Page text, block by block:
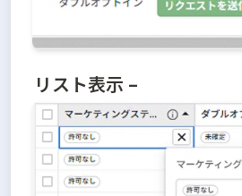
リスト表示 –